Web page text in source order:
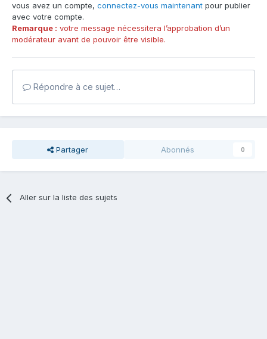
vous avez un compte, connectez-vous maintenant pour publier
avec votre compte.
Remarque : votre message nécessitera l’approbation d’un
modérateur avant de pouvoir être visible.
Répondre à ce sujet…
Partager Abonnés 0
Aller sur la liste des sujets